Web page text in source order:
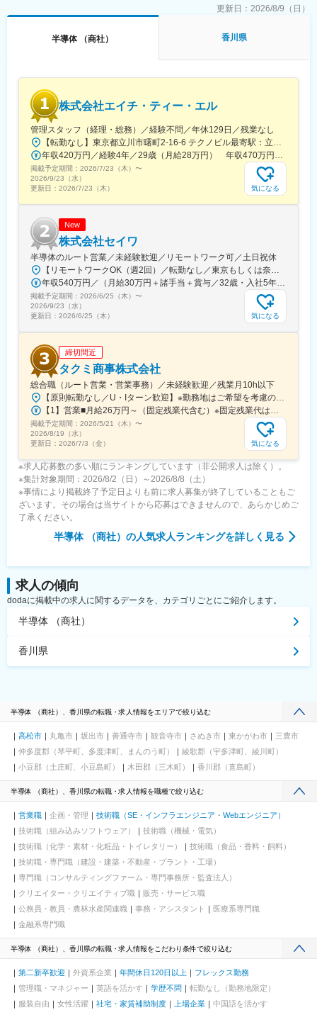
・高松支店には現在営業1名（支店長代理60代男性）と事務員2名
（40代女性）が在籍しております。
変更の範囲：会社の定める業務
・平均勤続年数約15年とベテラン社員が多く、定着率が良いで
・社員交流のため、会社全体での忘年会や花見等のイベントなど
環境です◎
また、ワークフローの電子化など社員が働きやすくなるような業
務改善にも積極的に取り組んでいます。
■入社後：
入社後1週間は会社の仕組みを学んでいただく座学研修が中心とな
り、その後、上長の元、営業同行を通じて3ヶ月～半年程度OJTに
て業務を覚えて頂きます。化粧品販売や、造園職人、太陽光パネ
■業務エリア：
・四国を中心にその他、九州、関西、近畿エリアを対応頂きま
す。不定期に日帰りまたは1泊程度の出張が発生します。
・普段の移動時は社用車を利用頂き,直行直帰も可能です。
■組織構成：
・高松支店には現在営業1名（支店長代理60代男性）と事務員2名
変更の範囲：会社の定める業務
更新日： 2026/8/9（日）
半導体 （商社） 香川県
株式会社エイチ・ティー・エル
管理スタッフ（経理・総務）／経験不問／年休129日／残業なし
【転勤なし】東京都立川市曙町2-16-6 テクノビル最寄駅：立川駅から徒歩6分受動喫煙対策：屋内全面禁煙
年収420万円／経験4年／29歳（月給28万円） 年収470万円／経験6年／33歳（月給31万円）
掲載予定期間： 2026/7/23（木） 〜
2026/9/23（水）
更新日： 2026/7/23（木） 気になる
New
株式会社セイワ
半導体のルート営業／未経験歓迎／リモートワーク可／土日祝休
【リモートワークOK（週2回）／転勤なし／東京もしくは奈良の拠点】◎配属先はご希望を考慮の上、決定いたします。◎原則転勤なし（キャリアアップ及び本人希望により転勤した実績あり）◎直行直帰可能◇◆柔軟な働き方を実現◆◇入社半年後から、週1～2回のリモートワーク（在宅勤務）が可能です。業務状況に応じて出社と在宅勤務を組み合わせながら、メリハリをつけて働くことができます。■東京営業本部東京都台東区上野7-11-6 上野中央ビル＜アクセス＞JR『上野駅』入谷口より徒歩4分■関西支社奈良県奈良市大宮町4-255 まつもりビル2＜アクセス＞近鉄奈良線『新大宮駅』より徒歩7分※受動喫煙対策あり
年収540万円／（月給30万円＋諸手当＋賞与／32歳・入社5年目） 年収950万円／（月給52万円+諸手当＋賞与／43歳・入社15年目）
掲載予定期間： 2026/6/25（木） 〜
2026/9/23（水）
更新日： 2026/6/25（木） 気になる
締切間近
タクミ商事株式会社
総合職（ルート営業・営業事務）／未経験歓迎／残業月10h以下
【原則転勤なし／U・Iターン歓迎】※勤務地はご希望を考慮の上、決定します。※U・Iターン支援あり。※勤務地によってはマイカー通勤が可能です。→福山営業所は可能。宇都宮営業所は要相談。■営業の募集拠点・本社（海外赴任要員の採用）※英語スキルを活かすことができます！・新宿支店・上尾支店・大阪支店・宇都宮営業所・高崎営業所・厚木営業所・福山営業所・福岡営業所■営業事務の募集拠点・本社（海外部）※英語スキルを活かすことができます！・新宿支店・上尾支店・宇都宮営業所■物流事務の募集拠点・所沢物流センター・伊勢原センター※受動喫煙対策：敷地内喫煙可能場所あり※上記拠点の募集は充足になる可能性がございます
【1】営業■月給26万円～（固定残業代含む）※固定残業代は、時間外労働の有無に関わらず22.5時間～27.5時間分、一律月4万円を支給（社内では「営業手当」の名称で支給しています）※上記を超える時間外労働分は追加で支給※経験・年齢・能力を考慮の上、決定いたします。【2】事務■月給22万円～※事務は固定残業代の適用なし※残業代は別途全額支給※経験・年齢・能力を考慮の上、決定いたします。
掲載予定期間： 2026/5/21（木） 〜
2026/8/19（水）
更新日： 2026/7/3（金） 気になる
※求人応募数の多い順にランキングしています（非公開求人は除く）。
※集計対象期間：2026/8/2（日）～2026/8/8（土）
※事情により掲載終了予定日よりも前に求人募集が終了していることもご
ざいます。その場合は当サイトから応募はできませんので、あらかじめご
了承ください。
半導体 （商社） の人気求人ランキングを詳しく見る
求人の傾向
dodaに掲載中の求人に関するデータを、カテゴリごとにご紹介します。
半導体 （商社）
香川県
半導体 （商社）、香川県の転職・求人情報をエリアで絞り込む
高松市 丸亀市 坂出市 善通寺市 観音寺市 さぬき市 東かがわ市
三豊市
仲多度郡（琴平町、多度津町、まんのう町）
綾歌郡（宇多津町、綾川町）
小豆郡（土庄町、小豆島町）
木田郡（三木町） 香川郡（直島町）
半導体 （商社）、香川県の転職・求人情報を職種で絞り込む
営業職 企画・管理
技術職（SE・インフラエンジニア・Webエンジニア）
技術職（組み込みソフトウェア）
技術職（機械・電気）
技術職（化学・素材・化粧品・トイレタリー）
技術職（食品・香料・飼料）
技術職・専門職（建設・建築・不動産・プラント・工場）
専門職（コンサルティングファーム・専門事務所・監査法人）
クリエイター・クリエイティブ職
販売・サービス職
公務員・教員・農林水産関連職
事務・アシスタント
医療系専門職
金融系専門職
半導体 （商社）、香川県の転職・求人情報をこだわり条件で絞り込む
第二新卒歓迎 外資系企業 年間休日120日以上
フレックス勤務
管理職・マネジャー
英語を活かす 学歴不問
転勤なし（勤務地限定）
服装自由
女性活躍 社宅・家賃補助制度 上場企業
中国語を活かす